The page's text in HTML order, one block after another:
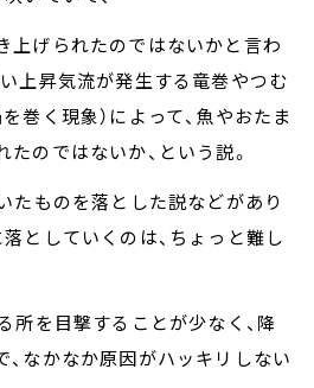
上げられたのではないかと言わ
上昇気流が発生する竜巻やつむ
巻く現象）によって、魚やおたま
のではないか、という説。
たものを落とした説などがあり
としていくのは、ちょっと難し
所を目撃することが少なく、降
、なかなか原因がハッキリしない